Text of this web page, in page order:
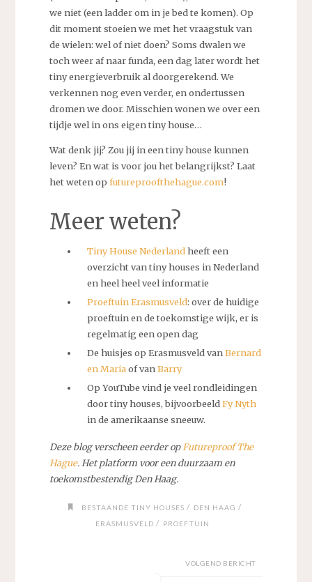
we niet (een ladder om in je bed te komen). Op
dit moment stoeien we met het vraagstuk van
de wielen: wel of niet doen? Soms dwalen we
toch weer af naar funda, een dag later wordt het
tiny energieverbruik al doorgerekend. We
verkennen nog even verder, en ondertussen
dromen we door. Misschien wonen we over een
tijdje wel in ons eigen tiny house…
Wat denk jij? Zou jij in een tiny house kunnen
leven? En wat is voor jou het belangrijkst? Laat
het weten op futureproofthehague.com!
Meer weten?
Tiny House Nederlandheeft een
overzicht van tiny houses in Nederland
en heel heel veel informatie
Proeftuin Erasmusveld: over de huidige
proeftuin en de toekomstige wijk, er is
regelmatig een open dag
De huisjes op Erasmusveld vanBernard
en Mariaof vanBarry
Op YouTube vind je veel rondleidingen
door tiny houses, bijvoorbeeldFy Nyth
in de amerikaanse sneeuw.
Deze blog verscheen eerder opFutureproof The
Hague. Het platform voor een duurzaam en
toekomstbestendig Den Haag.
BESTAANDE TINY HOUSES / DEN HAAG /
ERASMUSVELD / PROEFTUIN
VOLGEND BERICHT